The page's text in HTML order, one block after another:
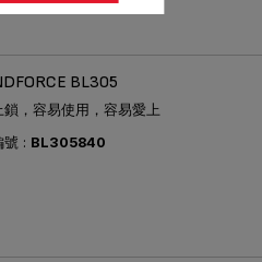
BL305
鎖，容易使用，容易愛上
號 : BL305840